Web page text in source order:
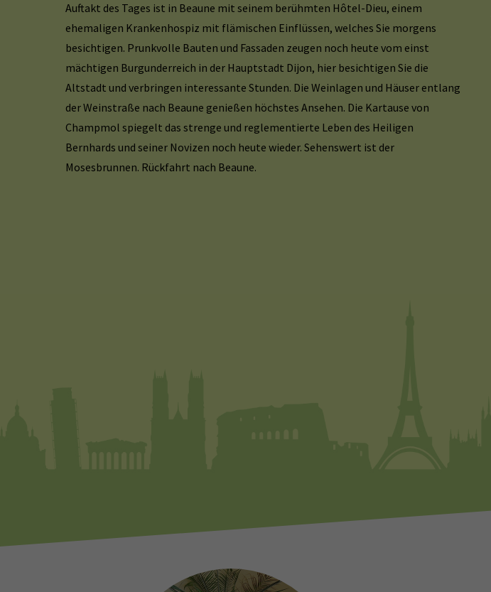
Auftakt des Tages ist in Beaune mit seinem berühmten Hôtel-Dieu, einem
ehemaligen Krankenhospiz mit flämischen Einflüssen, welches Sie morgens
besichtigen. Prunkvolle Bauten und Fassaden zeugen noch heute vom einst
mächtigen Burgunderreich in der Hauptstadt Dijon, hier besichtigen Sie die
Altstadt und verbringen interessante Stunden. Die Weinlagen und Häuser entlang
der Weinstraße nach Beaune genießen höchstes Ansehen. Die Kartause von
Champmol spiegelt das strenge und reglementierte Leben des Heiligen
Bernhards und seiner Novizen noch heute wieder. Sehenswert ist der
Mosesbrunnen. Rückfahrt nach Beaune.